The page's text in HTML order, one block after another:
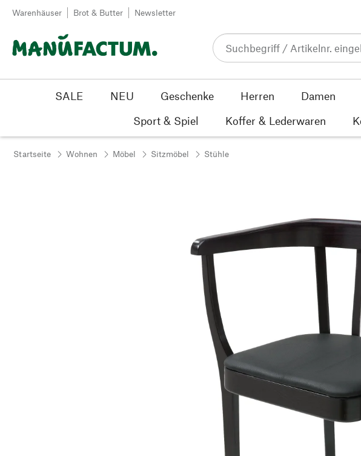
Zum Inhalt springen
Warenhäuser Brot & Butter Newsletter
SALE NEU Geschenke Herren Damen
Sport & Spiel
Koffer & Lederwaren
Startseite Wohnen Möbel Sitzmöbel Stühle